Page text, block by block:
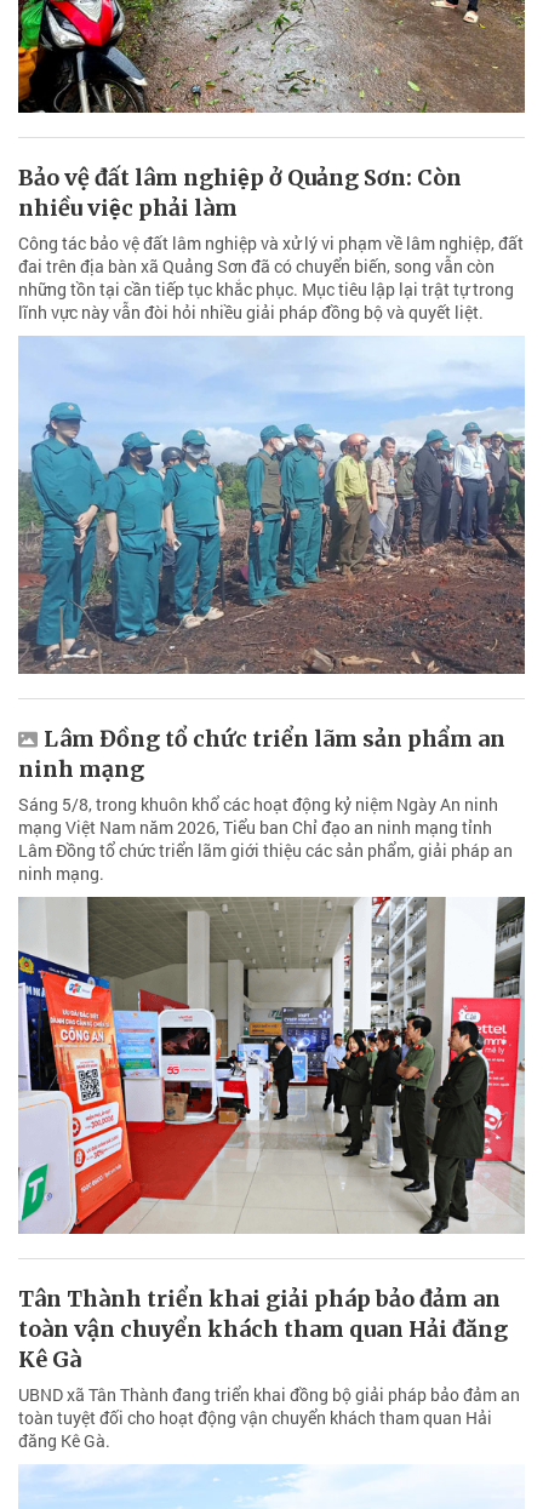
Bảo vệ đất lâm nghiệp ở Quảng Sơn: Còn
nhiều việc phải làm
Công tác bảo vệ đất lâm nghiệp và xử lý vi phạm về lâm nghiệp, đất
đai trên địa bàn xã Quảng Sơn đã có chuyển biến, song vẫn còn
những tồn tại cần tiếp tục khắc phục. Mục tiêu lập lại trật tự trong
lĩnh vực này vẫn đòi hỏi nhiều giải pháp đồng bộ và quyết liệt.
Lâm Đồng tổ chức triển lãm sản phẩm an
ninh mạng
Sáng 5/8, trong khuôn khổ các hoạt động kỷ niệm Ngày An ninh
mạng Việt Nam năm 2026, Tiểu ban Chỉ đạo an ninh mạng tỉnh
Lâm Đồng tổ chức triển lãm giới thiệu các sản phẩm, giải pháp an
ninh mạng.
Tân Thành triển khai giải pháp bảo đảm an
toàn vận chuyển khách tham quan Hải đăng
Kê Gà
UBND xã Tân Thành đang triển khai đồng bộ giải pháp bảo đảm an
toàn tuyệt đối cho hoạt động vận chuyển khách tham quan Hải
đăng Kê Gà.